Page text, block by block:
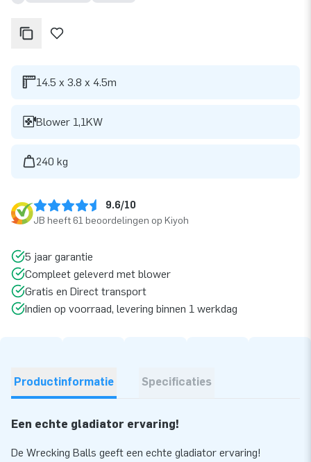
14.5 x 3.8 x 4.5m
Blower 1,1KW
240 kg
9.6/10
JB heeft 61 beoordelingen op Kiyoh
5 jaar garantie
Compleet geleverd met blower
Gratis en Direct transport
Indien op voorraad, levering binnen 1 werkdag
Productinformatie Specificaties
Een echte gladiator ervaring!
De Wrecking Balls geeft een echte gladiator ervaring!